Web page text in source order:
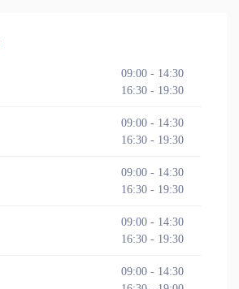
09:00 - 14:30
16:30 - 19:30
09:00 - 14:30
16:30 - 19:30
09:00 - 14:30
16:30 - 19:30
09:00 - 14:30
16:30 - 19:30
09:00 - 14:30